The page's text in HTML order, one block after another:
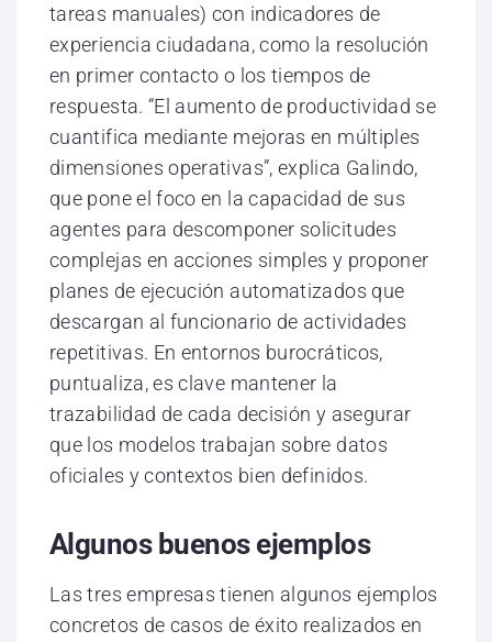
tareas manuales) con indicadores de
experiencia ciudadana, como la resolución
en primer contacto o los tiempos de
respuesta. “El aumento de productividad se
cuantifica mediante mejoras en múltiples
dimensiones operativas”, explica Galindo,
que pone el foco en la capacidad de sus
agentes para descomponer solicitudes
complejas en acciones simples y proponer
planes de ejecución automatizados que
descargan al funcionario de actividades
repetitivas. En entornos burocráticos,
puntualiza, es clave mantener la
trazabilidad de cada decisión y asegurar
que los modelos trabajan sobre datos
oficiales y contextos bien definidos.
Algunos buenos ejemplos
Las tres empresas tienen algunos ejemplos
concretos de casos de éxito realizados en